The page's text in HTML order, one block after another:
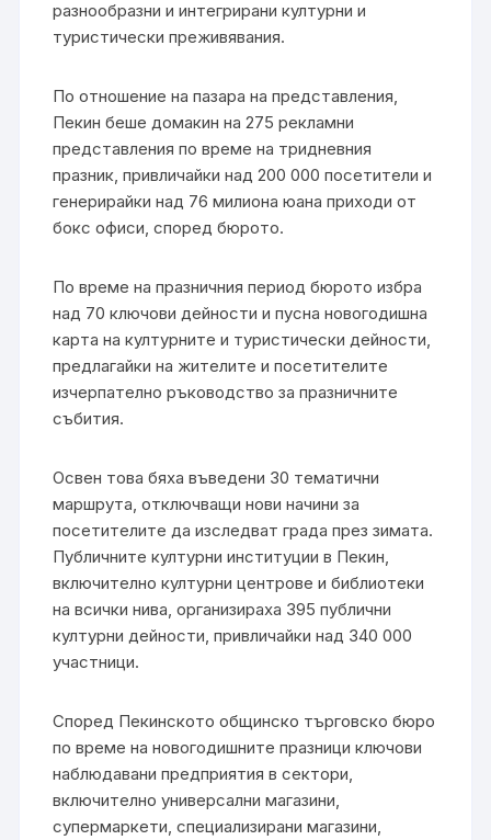
разнообразни и интегрирани културни и
туристически преживявания.
По отношение на пазара на представления,
Пекин беше домакин на 275 рекламни
представления по време на тридневния
празник, привличайки над 200 000 посетители и
генерирайки над 76 милиона юана приходи от
бокс офиси, според бюрото.
По време на празничния период бюрото избра
над 70 ключови дейности и пусна новогодишна
карта на културните и туристически дейности,
предлагайки на жителите и посетителите
изчерпателно ръководство за празничните
събития.
Освен това бяха въведени 30 тематични
маршрута, отключващи нови начини за
посетителите да изследват града през зимата.
Публичните културни институции в Пекин,
включително културни центрове и библиотеки
на всички нива, организираха 395 публични
културни дейности, привличайки над 340 000
участници.
Според Пекинското общинско търговско бюро
по време на новогодишните празници ключови
наблюдавани предприятия в сектори,
включително универсални магазини,
супермаркети, специализирани магазини,